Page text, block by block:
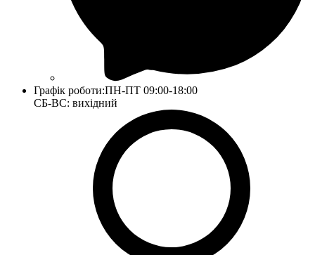
Графік роботи:ПН-ПТ 09:00-18:00
СБ-ВС: вихідний